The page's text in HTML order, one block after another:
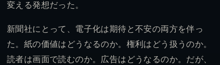
変える発想だった。
新聞社にとって、電子化は期待と不安の両方を伴っ
た。紙の価値はどうなるのか。権利はどう扱うのか。
読者は画面で読むのか。広告はどうなるのか。だが、